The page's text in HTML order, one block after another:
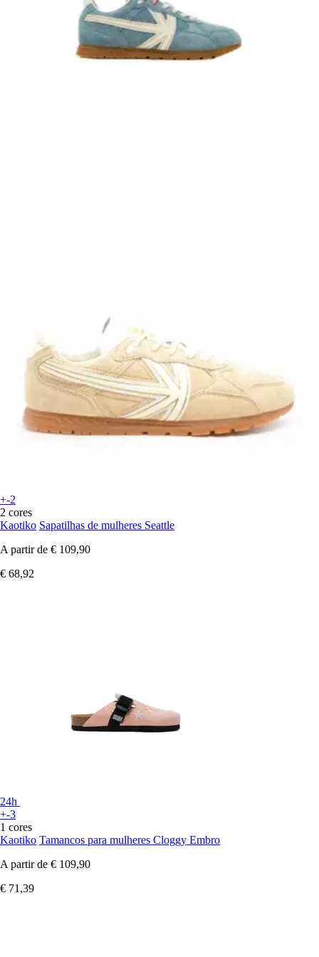
+-2
2 cores
Kaotiko Sapatilhas de mulheres Seattle
A partir de € 109,90
€ 68,92
24h
+-3
1 cores
Kaotiko Tamancos para mulheres Cloggy Embro
A partir de € 109,90
€ 71,39